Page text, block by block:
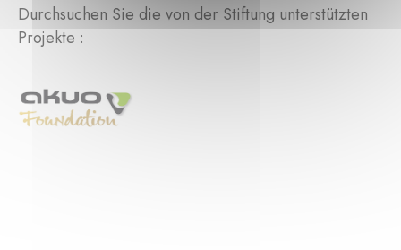
Durchsuchen Sie die von der Stiftung unterstützten
Projekte :